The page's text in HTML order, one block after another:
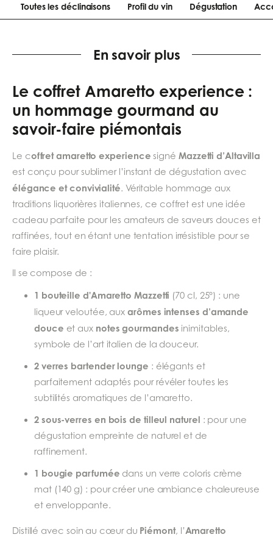
Toutes les déclinaisons Profil du vin Dégustation
En savoir plus
Le coffret Amaretto experience :
un hommage gourmand au
savoir-faire piémontais
Le coffret amaretto experience signé Mazzetti d’Altavilla
est conçu pour sublimer l’instant de dégustation avec
élégance et convivialité. Véritable hommage aux
traditions liquorières italiennes, ce coffret est une idée
cadeau parfaite pour les amateurs de saveurs douces et
raffinées, tout en étant une tentation irrésistible pour se
faire plaisir.
Il se compose de :
1 bouteille d'Amaretto Mazzetti (70 cl, 25°) : une
liqueur veloutée, auxarômes intenses d’amande
douce et aux notes gourmandes inimitables,
symbole de l’art italien de la douceur.
2 verres bartender lounge : élégants et
parfaitement adaptés pour révéler toutes les
subtilités aromatiques de l’amaretto.
2 sous-verres en bois de tilleul naturel : pour une
dégustation empreinte de naturel et de
raffinement.
1 bougie parfumée dans un verre coloris crème
mat (140 g) : pour créer une ambiance chaleureuse
et enveloppante.
Distillé avec soin au cœur du Piémont, l’Amaretto